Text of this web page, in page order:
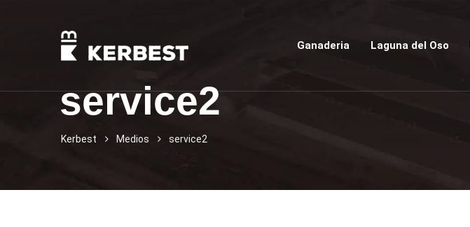
Ganaderia Laguna del Oso
service2
Kerbest Medios service2